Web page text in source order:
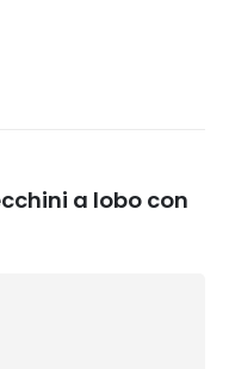
a lobo con